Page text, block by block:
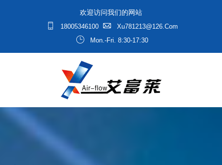
欢迎访问我们的网站
18005346100
Xu781213@126.com
Mon.-Fri. 8:30-17:30